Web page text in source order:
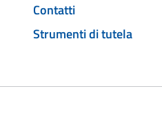
Contatti
Strumenti di tutela